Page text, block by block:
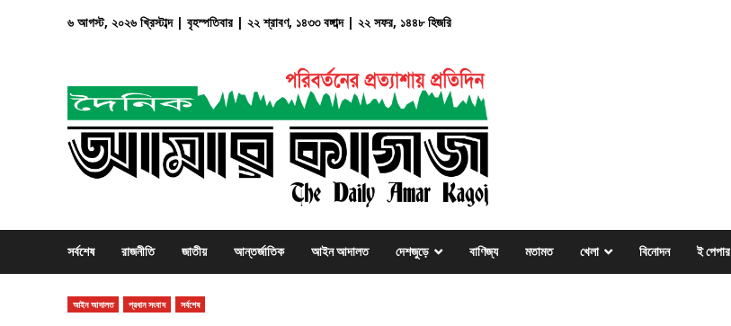
৬ আগস্ট, ২০২৬ খ্রিস্টাব্দ | বৃহস্পতিবার | ২২ শ্রাবণ, ১৪৩৩ বঙ্গাব্দ | ২২ সফর, ১৪৪৮ হিজরি
সর্বশেষ রাজনীতি জাতীয় আন্তর্জাতিক আইন আদালত দেশজুড়ে বাণিজ্য মতামত খেলা বিনোদন ই পেপার
আইন আদালত প্রধান সংবাদ সর্বশেষ